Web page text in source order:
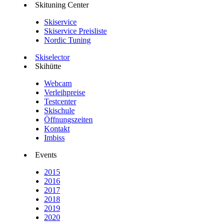
Skituning Center
Skiservice
Skiservice Preisliste
Nordic Tuning
Skiselector
Skihütte
Webcam
Verleihpreise
Testcenter
Skischule
Öffnungszeiten
Kontakt
Imbiss
Events
2015
2016
2017
2018
2019
2020